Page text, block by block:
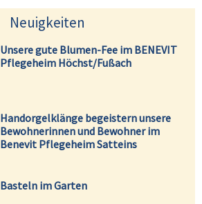
Neuigkeiten
Unsere gute Blumen-Fee im BENEVIT
Pflegeheim Höchst/Fußach
Handorgelklänge begeistern unsere
Bewohnerinnen und Bewohner im
Benevit Pflegeheim Satteins
Basteln im Garten